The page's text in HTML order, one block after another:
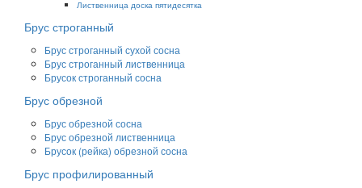
Лиственница доска пятидесятка
Брус строганный
Брус строганный сухой сосна
Брус строганный лиственница
Брусок строганный сосна
Брус обрезной
Брус обрезной сосна
Брус обрезной лиственница
Брусок (рейка) обрезной сосна
Брус профилированный